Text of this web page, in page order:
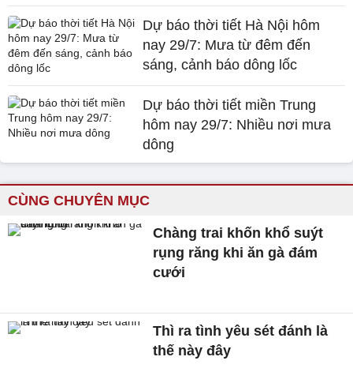
Dự báo thời tiết Hà Nội hôm
nay 29/7: Mưa từ đêm đến
sáng, cảnh báo dông lốc
Dự báo thời tiết miền Trung
hôm nay 29/7: Nhiều nơi mưa
dông
CÙNG CHUYÊN MỤC
Chàng trai khốn khổ suýt
rụng răng khi ăn gà đám
cưới
Thì ra tình yêu sét đánh là
thế này đây